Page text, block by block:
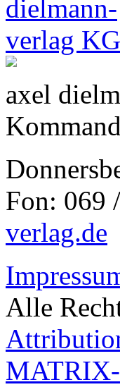
axel
Fon: 069
verlag.de
Alle